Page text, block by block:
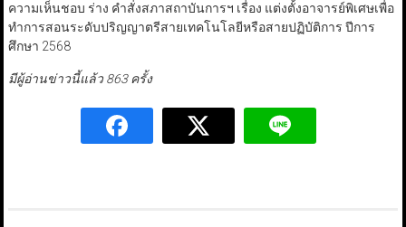
ความเห็นชอบ ร่าง คำสั่งสภาสถาบันการฯ เรื่อง แต่งตั้งอาจารย์พิเศษเพื่อ
ทำการสอนระดับปริญญาตรีสายเทคโนโลยีหรือสายปฏิบัติการ ปีการ
ศึกษา 2568
มีผู้อ่านข่าวนี้แล้ว 863 ครั้ง